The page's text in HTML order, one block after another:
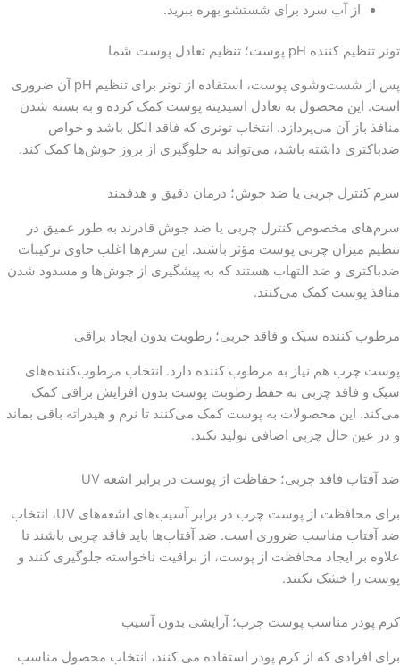
از آب سرد برای شستشو بهره ببرید.
تونر تنظیم کننده pH پوست؛ تنظیم تعادل پوست شما
پس از شست‌وشوی پوست، استفاده از تونر برای تنظیم pH آن ضروری
است. این محصول به تعادل اسیدیته پوست کمک کرده و به بسته شدن
منافذ باز آن می‌پردازد. انتخاب تونری که فاقد الکل باشد و خواص
ضدباکتری داشته باشد، می‌تواند به جلوگیری از بروز جوش‌ها کمک کند.
سرم کنترل چربی یا ضد جوش؛ درمان دقیق و هدفمند
سرم‌های مخصوص کنترل چربی یا ضد جوش قادرند به طور عمیق در
تنظیم میزان چربی پوست مؤثر باشند. این سرم‌ها اغلب حاوی ترکیبات
ضدباکتری و ضد التهاب هستند که به پیشگیری از جوش‌ها و مسدود شدن
منافذ پوست کمک می‌کنند.
مرطوب کننده سبک و فاقد چربی؛ رطوبت بدون ایجاد براقی
پوست چرب هم نیاز به مرطوب کننده دارد. انتخاب مرطوب‌کننده‌های
سبک و فاقد چربی به حفظ رطوبت پوست بدون افزایش براقی کمک
می‌کند. این محصولات به پوست کمک می‌کنند تا نرم و هیدراته باقی بماند
و در عین حال چربی اضافی تولید نکند.
ضد آفتاب فاقد چربی؛ حفاظت از پوست در برابر اشعه UV
برای محافظت از پوست چرب در برابر آسیب‌های اشعه‌های UV، انتخاب
ضد آفتاب مناسب ضروری است. ضد آفتاب‌ها باید فاقد چربی باشند تا
علاوه بر ایجاد محافظت از پوست، از براقیت ناخواسته جلوگیری کنند و
پوست را خشک نکنند.
کرم پودر مناسب پوست چرب؛ آرایشی بدون آسیب
برای افرادی که از کرم پودر استفاده می کنند، انتخاب محصول مناسب